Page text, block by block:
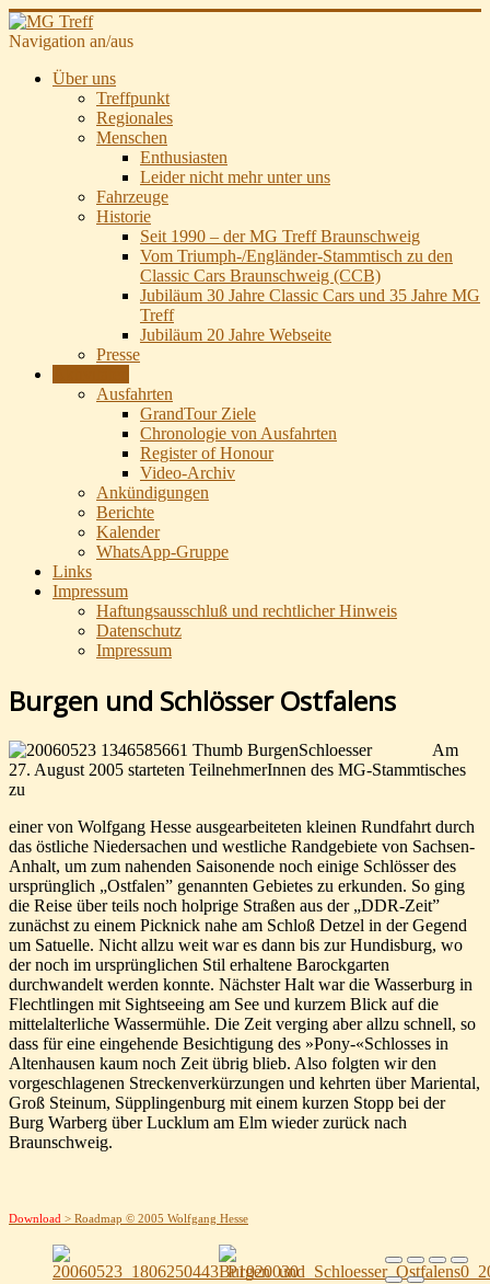
Navigation an/aus
Über uns
Treffpunkt
Regionales
Menschen
Enthusiasten
Leider nicht mehr unter uns
Fahrzeuge
Historie
Seit 1990 – der MG Treff Braunschweig
Vom Triumph-/Engländer-Stammtisch zu den
Classic Cars Braunschweig (CCB)
Jubiläum 30 Jahre Classic Cars und 35 Jahre MG
Treff
Jubiläum 20 Jahre Webseite
Presse
Ausfahrten
GrandTour Ziele
Chronologie von Ausfahrten
Register of Honour
Video-Archiv
Ankündigungen
Berichte
Kalender
WhatsApp-Gruppe
Links
Impressum
Haftungsausschluß und rechtlicher Hinweis
Datenschutz
Impressum
Burgen und Schlösser Ostfalens
Am
27. August 2005 starteten TeilnehmerInnen des MG-Stammtisches
zu
einer von Wolfgang Hesse ausgearbeiteten kleinen Rundfahrt durch
das östliche Niedersachen und westliche Randgebiete von Sachsen-
Anhalt, um zum nahenden Saisonende noch einige Schlösser des
ursprünglich „Ostfalen” genannten Gebietes zu erkunden. So ging
die Reise über teils noch holprige Straßen aus der „DDR-Zeit”
zunächst zu einem Picknick nahe am Schloß Detzel in der Gegend
um Satuelle. Nicht allzu weit war es dann bis zur Hundisburg, wo
der noch im ursprünglichen Stil erhaltene Barockgarten
durchwandelt werden konnte. Nächster Halt war die Wasserburg in
Flechtlingen mit Sightseeing am See und kurzem Blick auf die
mittelalterliche Wassermühle. Die Zeit verging aber allzu schnell, so
dass für eine eingehende Besichtigung des »Pony-«Schlosses in
Altenhausen kaum noch Zeit übrig blieb. Also folgten wir den
vorgeschlagenen Streckenverkürzungen und kehrten über Mariental,
Groß Steinum, Süpplingenburg mit einem kurzen Stopp bei der
Burg Warberg über Lucklum am Elm wieder zurück nach
Braunschweig.
Download > Roadmap © 2005 Wolfgang Hesse